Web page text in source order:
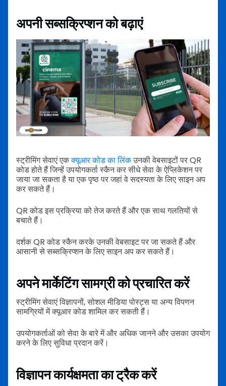
अपनी सब्सक्रिप्शन को बढ़ाएं
स्ट्रीमिंग सेवाएं एकक्यूआर कोड का लिंकउनकी वेबसाइटों पर QR
कोड होते हैं जिन्हें उपयोगकर्ता स्कैन कर सीधे सेवा के ऐप्लिकेशन पर
जाया जा सकता है या एक पृष्ठ पर जहां वे सदस्यता के लिए साइन अप
कर सकते हैं।
QR कोड इस प्रक्रिया को तेज करते हैं और एक साथ गलतियों से
बचाते हैं।
दर्शक QR कोड स्कैन करके उनकी वेबसाइट पर जा सकते हैं और
आसानी से सब्सक्रिप्शन के लिए साइन अप कर सकते हैं।
अपने मार्केटिंग सामग्री को प्रचारित करें
स्ट्रीमिंग सेवाएं विज्ञापनों, सोशल मीडिया पोस्ट्स या अन्य विपणन
सामग्रियों में क्यूआर कोड शामिल कर सकती हैं।
उपयोगकर्ताओं को सेवा के बारे में और अधिक जानने और उसका उपयोग
करने के लिए सुविधा प्रदान करें।
विज्ञापन कार्यक्षमता का ट्रैक करें